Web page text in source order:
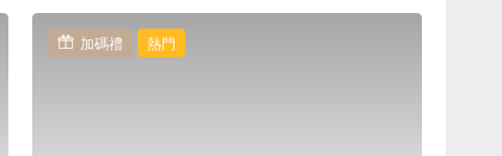
加碼禮 熱門